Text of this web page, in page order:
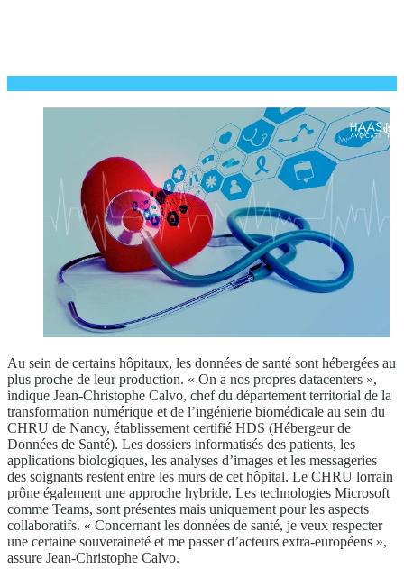
Au sein de certains hôpitaux, les données de santé sont hébergées au
plus proche de leur production. « On a nos propres datacenters »,
indique Jean-Christophe Calvo, chef du département territorial de la
transformation numérique et de l’ingénierie biomédicale au sein du
CHRU de Nancy, établissement certifié HDS (Hébergeur de
Données de Santé). Les dossiers informatisés des patients, les
applications biologiques, les analyses d’images et les messageries
des soignants restent entre les murs de cet hôpital. Le CHRU lorrain
prône également une approche hybride. Les technologies Microsoft
comme Teams, sont présentes mais uniquement pour les aspects
collaboratifs. « Concernant les données de santé, je veux respecter
une certaine souveraineté et me passer d’acteurs extra-européens »,
assure Jean-Christophe Calvo.